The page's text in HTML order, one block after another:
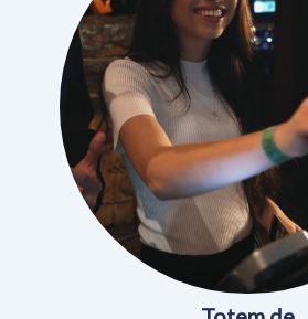
Totem de